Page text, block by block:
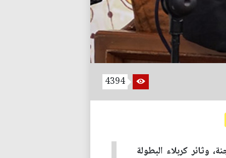
4394
وثائر كربلاء البطولة